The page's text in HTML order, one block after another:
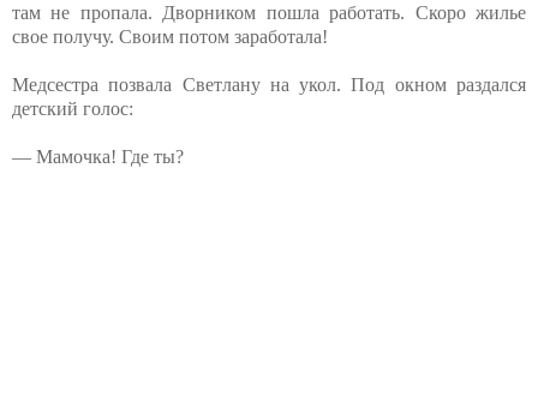
там не пропала. Дворником пошла работать. Скоро жилье
свое получу. Своим потом заработала!
Медсестра позвала Светлану на укол. Под окном раздался
детский голос:
— Мамочка! Где ты?